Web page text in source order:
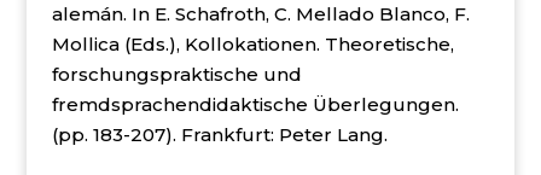
alemán. In E. Schafroth, C. Mellado Blanco, F.
Mollica (Eds.), Kollokationen. Theoretische,
forschungspraktische und
fremdsprachendidaktische Überlegungen.
(pp. 183-207). Frankfurt: Peter Lang.